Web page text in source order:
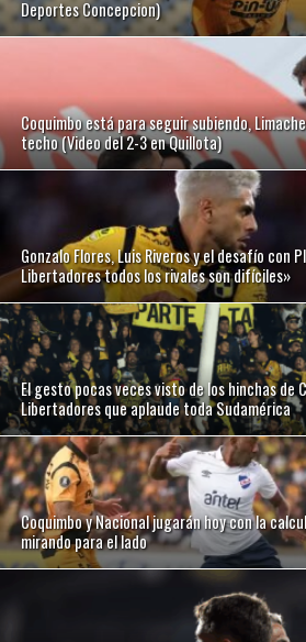
Deportes Concepcion)
Coquimbo está para seguir subiendo,
techo (Video del 2-3 en Quillota)
Gonzalo Flores, Luis Riveros y el desafío con
Libertadores todos los rivales son difíciles»
El gesto pocas veces visto de los hinchas de
Libertadores que aplaude toda Sudamérica
Coquimbo y Nacional jugarán hoy con la
mirando para el lado